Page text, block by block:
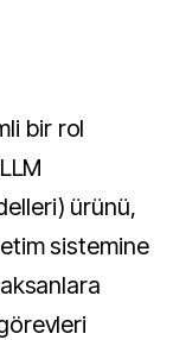
bir rol
ürünü,
sistemine